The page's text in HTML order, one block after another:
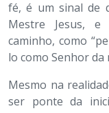
fé, é um sinal de
Mestre Jesus, e
caminho, como
lo como Senhor da
Mesmo na
ser ponte da